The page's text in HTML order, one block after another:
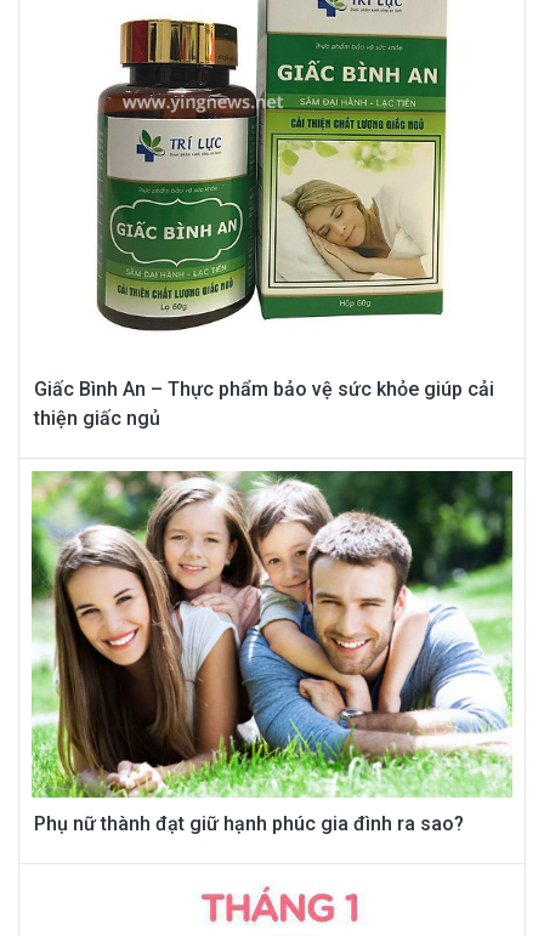
Giấc Bình An – Thực phẩm bảo vệ sức khỏe giúp cải
thiện giấc ngủ
Phụ nữ thành đạt giữ hạnh phúc gia đình ra sao?